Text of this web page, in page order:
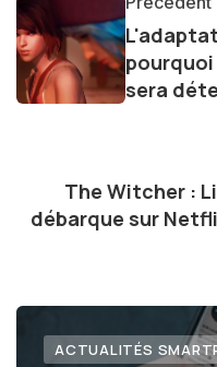
les consommateurs
dans le paysage
évolution.sera
The Witcher :
débarque sur
ACTUALITÉS